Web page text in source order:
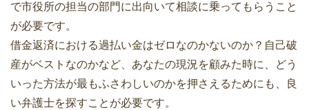
で市役所の担当の部門に出向いて相談に乗ってもらうこと
が必要です。
借金返済における過払い金はゼロなのかないのか？自己破
産がベストなのかなど、あなたの現況を顧みた時に、どう
いった方法が最もふさわしいのかを押さえるためにも、良
い弁護士を探すことが必要です。